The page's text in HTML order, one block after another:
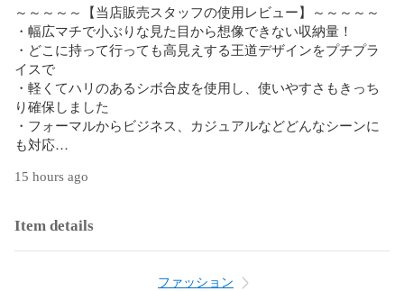
～～～～～【当店販売スタッフの使用レビュー】～～～～～
・幅広マチで小ぶりな見た目から想像できない収納量！
・どこに持って行っても高見えする王道デザインをプチプラ
イスで
・軽くてハリのあるシボ合皮を使用し、使いやすさもきっち
り確保しました
・フォーマルからビジネス、カジュアルなどどんなシーンに
も対応
【仕様】画像参照
【カラー】画像参照
15 hours ago
Item details
ファッション